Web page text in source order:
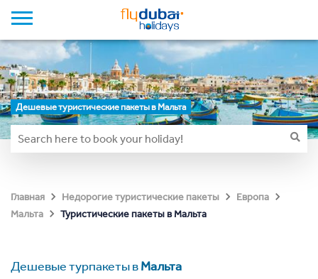
Дешевые туристические пакеты в Мальта
Главная Недорогие туристические пакеты
Европа
Мальта
Туристические пакеты в Мальта
Дешевые турпакеты вМальта